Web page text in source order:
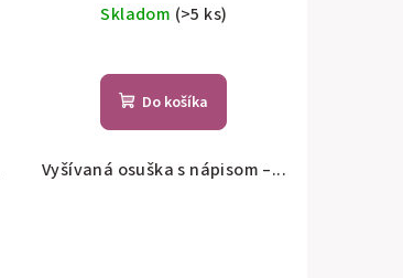
Skladom (>5 ks)
Do košíka
Vyšívaná osuška s nápisom –...